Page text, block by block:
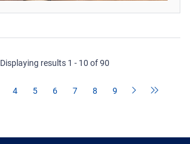
Displaying results 1 - 10 of 90
4 5 6 7 8 9